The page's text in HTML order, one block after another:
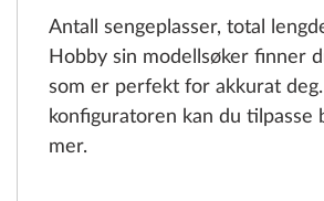
Antall sengeplasser, total
Hobby sin modellsøker finner
som er perfekt for akkurat
konfiguratoren kan du tilpasse
mer.